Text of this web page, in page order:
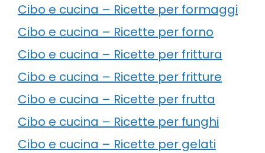
Cibo e cucina – Ricette per formaggi
Cibo e cucina – Ricette per forno
Cibo e cucina – Ricette per frittura
Cibo e cucina – Ricette per fritture
Cibo e cucina – Ricette per frutta
Cibo e cucina – Ricette per funghi
Cibo e cucina – Ricette per gelati